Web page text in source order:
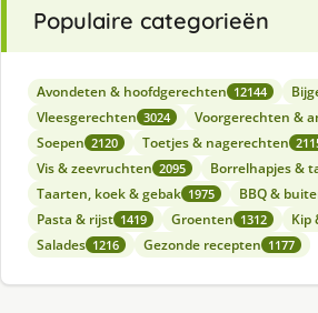
Populaire categorieën
Avondeten & hoofdgerechten 12144
Vleesgerechten 3024 Voorgerechten &
Soepen 2120 Toetjes & nagerechten
Vis & zeevruchten 2095 Borrelhapjes &
Taarten, koek & gebak 1975 BBQ &
Pasta & rijst 1419 Groenten 1312 Kip
Salades 1216 Gezonde recepten 1177